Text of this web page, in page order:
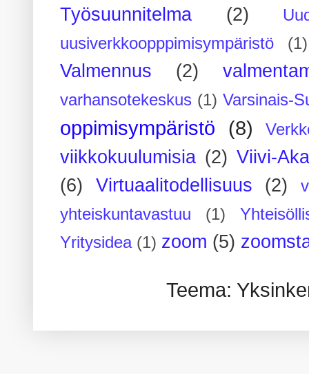
Työsuunnitelma (2)
uusiverkkoopppimisympäristö
(1)
Valmennus (2)
varhansotekeskus (1) Varsinais-
oppimisympäristö (8)
viikkokuulumisia (2) Viivi-
(6)
Virtuaalitodellisuus (2)
yhteiskuntavastuu
(1)
Yritysidea (1) zoom (5)
Teema: